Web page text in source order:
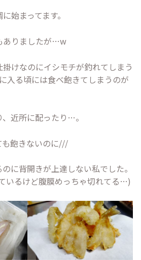
始まってます。
ありましたが…w
けなのにイシモチが釣れてしまう
入る頃には食べ飽きてしまうのが
近所に配ったり…。
も飽きないのに///
に背開きが上達しない私でした。
いるけど腹膜めっちゃ切れてる…)